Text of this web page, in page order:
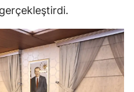
Mersin
İstanbul
İzmir